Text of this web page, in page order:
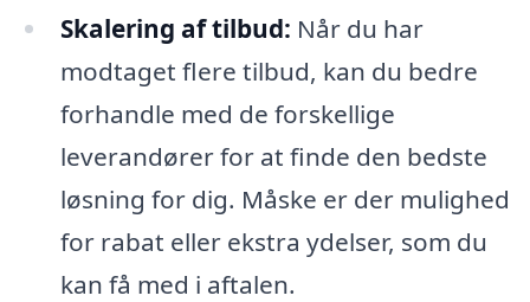
Skalering af tilbud: Når du har
modtaget flere tilbud, kan du bedre
forhandle med de forskellige
leverandører for at finde den bedste
løsning for dig. Måske er der mulighed
for rabat eller ekstra ydelser, som du
kan få med i aftalen.